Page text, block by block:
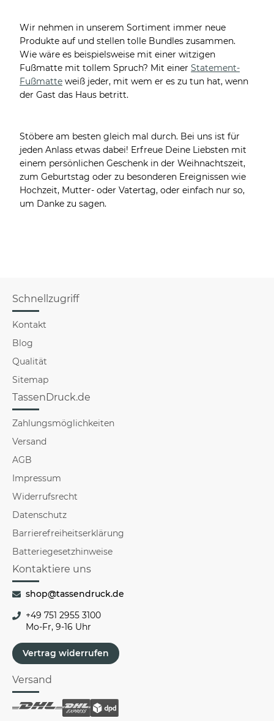
Wir nehmen in unserem Sortiment immer neue
Produkte auf und stellen tolle Bundles zusammen.
Wie wäre es beispielsweise mit einer witzigen
Fußmatte mit tollem Spruch? Mit einer Statement-
Fußmatte weiß jeder, mit wem er es zu tun hat, wenn
der Gast das Haus betritt.
Stöbere am besten gleich mal durch. Bei uns ist für
jeden Anlass etwas dabei! Erfreue Deine Liebsten mit
einem persönlichen Geschenk in der Weihnachtszeit,
zum Geburtstag oder zu besonderen Ereignissen wie
Hochzeit, Mutter- oder Vatertag, oder einfach nur so,
um Danke zu sagen.
Schnellzugriff
Kontakt
Blog
Qualität
Sitemap
TassenDruck.de
Zahlungsmöglichkeiten
Versand
AGB
Impressum
Widerrufsrecht
Datenschutz
Barrierefreiheitserklärung
Batteriegesetzhinweise
Kontaktiere uns
shop@tassendruck.de
+49 751 2955 3100
Mo-Fr, 9-16 Uhr
Vertrag widerrufen
Versand